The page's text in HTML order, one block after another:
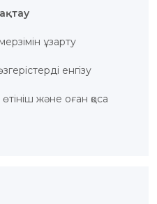
ұзарту
енгізу
және оған қоса